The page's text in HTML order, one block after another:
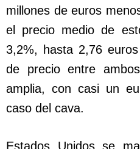
millones de euros
el precio medio de
3,2%, hasta 2,76
de precio entre
amplia, con casi un
caso del cava.
Estados Unidos se